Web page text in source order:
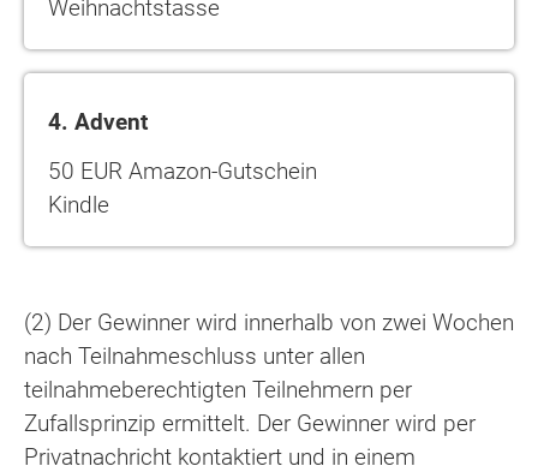
Weihnachtstasse
4. Advent
50 EUR Amazon-Gutschein
Kindle
(2) Der Gewinner wird innerhalb von zwei Wochen
nach Teilnahmeschluss unter allen
teilnahmeberechtigten Teilnehmern per
Zufallsprinzip ermittelt. Der Gewinner wird per
Privatnachricht kontaktiert und in einem